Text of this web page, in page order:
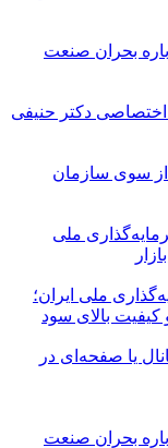
بحران صنعت
اختصاصی دکتر حنیفی
سوی سازمان
ملی
ملی ایران؛
کیفیت بالای سود
یا صفحه‌ای در
بحران صنعت